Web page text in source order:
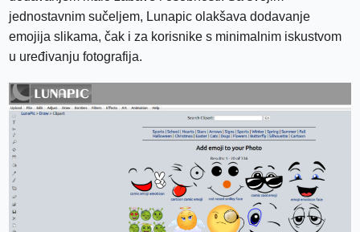
jednostavnim sučeljem, Lunapic olakšava dodavanje
emojija slikama, čak i za korisnike s minimalnim iskustvom
u uređivanju fotografija.